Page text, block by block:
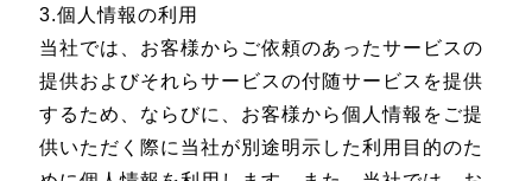
3.個人情報の利用
当社では、お客様からご依頼のあったサービスの
提供およびそれらサービスの付随サービスを提供
するため、ならびに、お客様から個人情報をご提
供いただく際に当社が別途明示した利用目的のた